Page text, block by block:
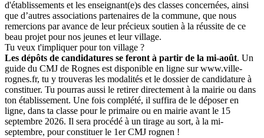
d'établissements et les enseignant(e)s des classes concernées, ainsi
que d’autres associations partenaires de la commune, que nous
remercions par avance de leur précieux soutien à la réussite de ce
beau projet pour nos jeunes et leur village.
Tu veux t'impliquer pour ton village ?
Les dépôts de candidatures se feront à partir de la mi-août. Un
guide du CMJ de Rognes est disponible en ligne sur www.ville-
rognes.fr, tu y trouveras les modalités et le dossier de candidature à
constituer. Tu pourras aussi le retirer directement à la mairie ou dans
ton établissement. Une fois complété, il suffira de le déposer en
ligne, dans ta classe pour le primaire ou en mairie avant le 15
septembre 2026. Il sera procédé à un tirage au sort, à la mi-
septembre, pour constituer le 1er CMJ rognen !